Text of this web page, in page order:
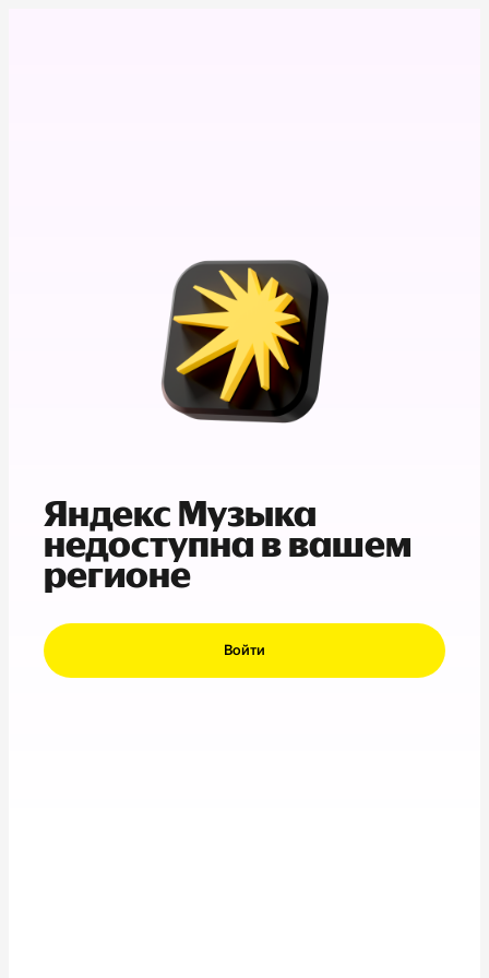
Яндекс Музыка
недоступна в вашем
регионе
Войти